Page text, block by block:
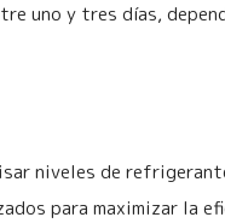
uno y tres días,
niveles de
para maximizar la